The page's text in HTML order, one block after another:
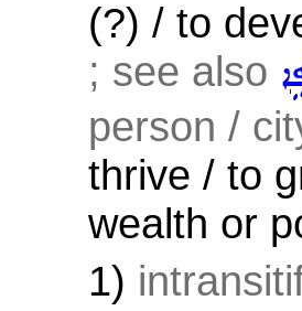
(?) / to
; see also
person /
thrive / to
wealth or
1)